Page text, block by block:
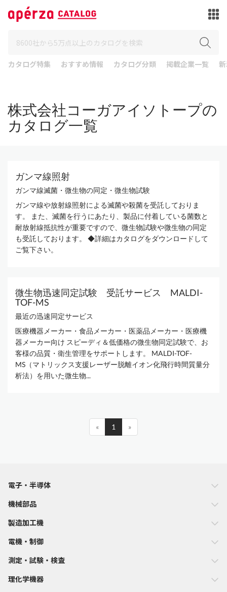
カタログ特集 おすすめ情報 カタログ分類 掲載企業一覧
株式会社コーガアイソトープの
カタログ一覧
ガンマ線照射
ガンマ線滅菌・微生物の同定・微生物試験
ガンマ線や放射線照射による滅菌や殺菌を受託しておりま
す。 また、滅菌を行うにあたり、製品に付着している菌数と
耐放射線抵抗性が重要ですので、微生物試験や微生物の同定
も受託しております。 ◆詳細はカタログをダウンロードして
ご覧下さい。
微生物迅速同定試験 受託サービス MALDI-
TOF-MS
最近の迅速同定サービス
医療機器メーカー・食品メーカー・医薬品メーカー・医療機
器メーカー向け スピーディ＆低価格の微生物同定試験で、お
客様の品質・衛生管理をサポートします。 MALDI-TOF-
MS（マトリックス支援レーザー脱離イオン化飛行時間質量分
析法）を用いた微生物...
« 1 »
電子・半導体
機械部品
製造加工機
電機・制御
測定・試験・検査
理化学機器